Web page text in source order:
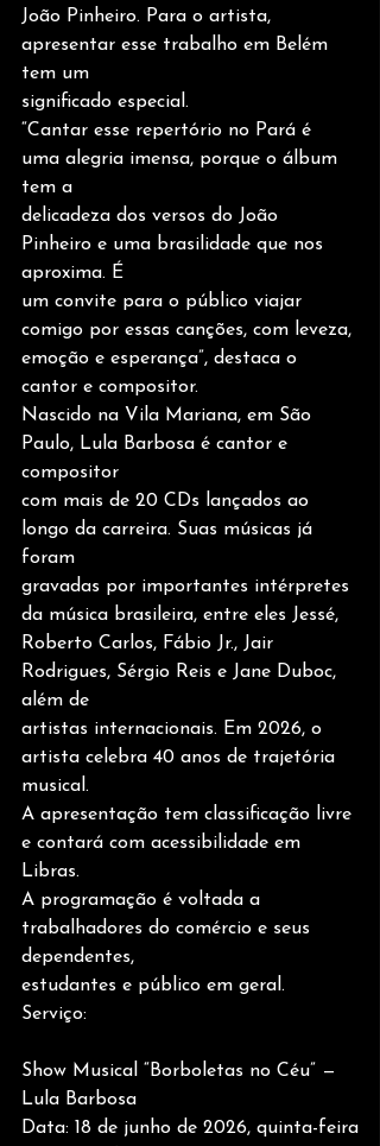
João Pinheiro. Para o artista,
apresentar esse trabalho em Belém
tem um
significado especial.
“Cantar esse repertório no Pará é
uma alegria imensa, porque o álbum
tem a
delicadeza dos versos do João
Pinheiro e uma brasilidade que nos
aproxima. É
um convite para o público viajar
comigo por essas canções, com leveza,
emoção e esperança”, destaca o
cantor e compositor.
Nascido na Vila Mariana, em São
Paulo, Lula Barbosa é cantor e
compositor
com mais de 20 CDs lançados ao
longo da carreira. Suas músicas já
foram
gravadas por importantes intérpretes
da música brasileira, entre eles Jessé,
Roberto Carlos, Fábio Jr., Jair
Rodrigues, Sérgio Reis e Jane Duboc,
além de
artistas internacionais. Em 2026, o
artista celebra 40 anos de trajetória
musical.
A apresentação tem classificação livre
e contará com acessibilidade em
Libras.
A programação é voltada a
trabalhadores do comércio e seus
dependentes,
estudantes e público em geral.
Serviço:
Show Musical “Borboletas no Céu” —
Lula Barbosa
Data: 18 de junho de 2026, quinta-feira